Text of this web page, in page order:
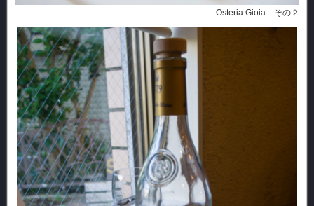
Osteria Gioia その２